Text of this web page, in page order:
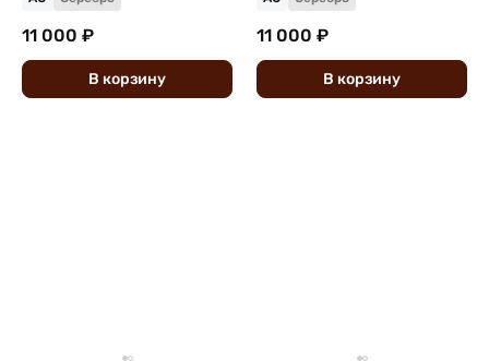
11 000 ₽
В корзину
11 000 ₽
В корзину